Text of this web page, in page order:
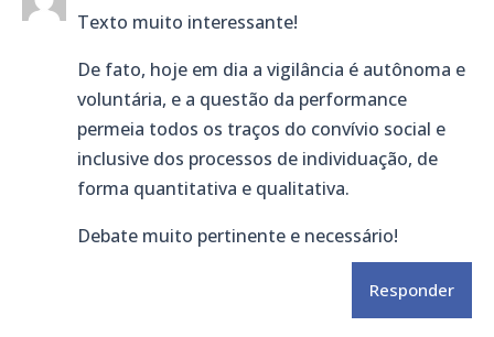
Texto muito interessante!
De fato, hoje em dia a vigilância é autônoma e
voluntária, e a questão da performance
permeia todos os traços do convívio social e
inclusive dos processos de individuação, de
forma quantitativa e qualitativa.
Debate muito pertinente e necessário!
Responder